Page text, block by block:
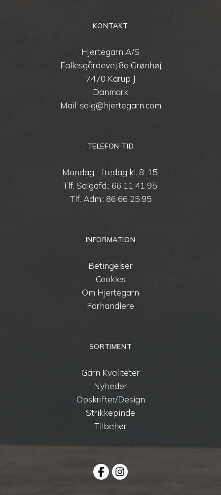
KONTAKT
Hjertegarn A/S
Fallesgårdevej 8a Grønhøj
7470 Karup J
Danmark
Mail: salg@hjertegarn.com
TELEFON TID
Mandag - fredag kl. 8-15
Tlf. Salgafd.: 66 11 41 95
Tlf. Adm.: 86 66 25 95
INFORMATION
Betingelser
Cookies
Om Hjertegarn
Forhandlere
SORTIMENT
Garn Kvaliteter
Nyheder
Opskrifter/Design
Strikkepinde
Tilbehør